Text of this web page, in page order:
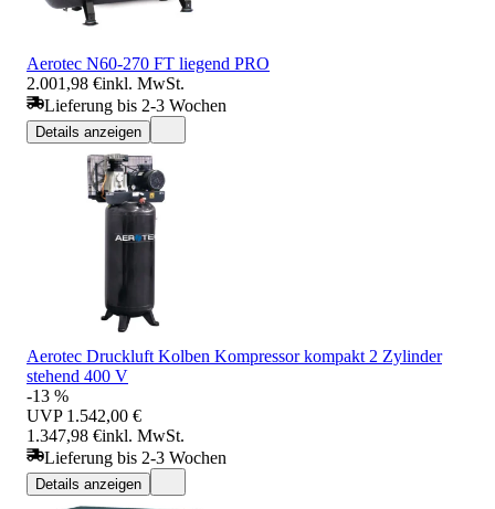
Aerotec N60-270 FT liegend PRO
2.001,98 €inkl. MwSt.
Lieferung bis 2-3 Wochen
Details anzeigen
Aerotec Druckluft Kolben Kompressor kompakt 2 Zylinder
stehend 400 V
-13 %
UVP 1.542,00 €
1.347,98 €inkl. MwSt.
Lieferung bis 2-3 Wochen
Details anzeigen